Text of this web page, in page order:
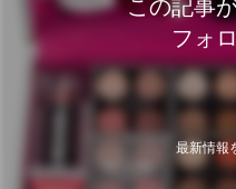
この記事
フォ
最新情報